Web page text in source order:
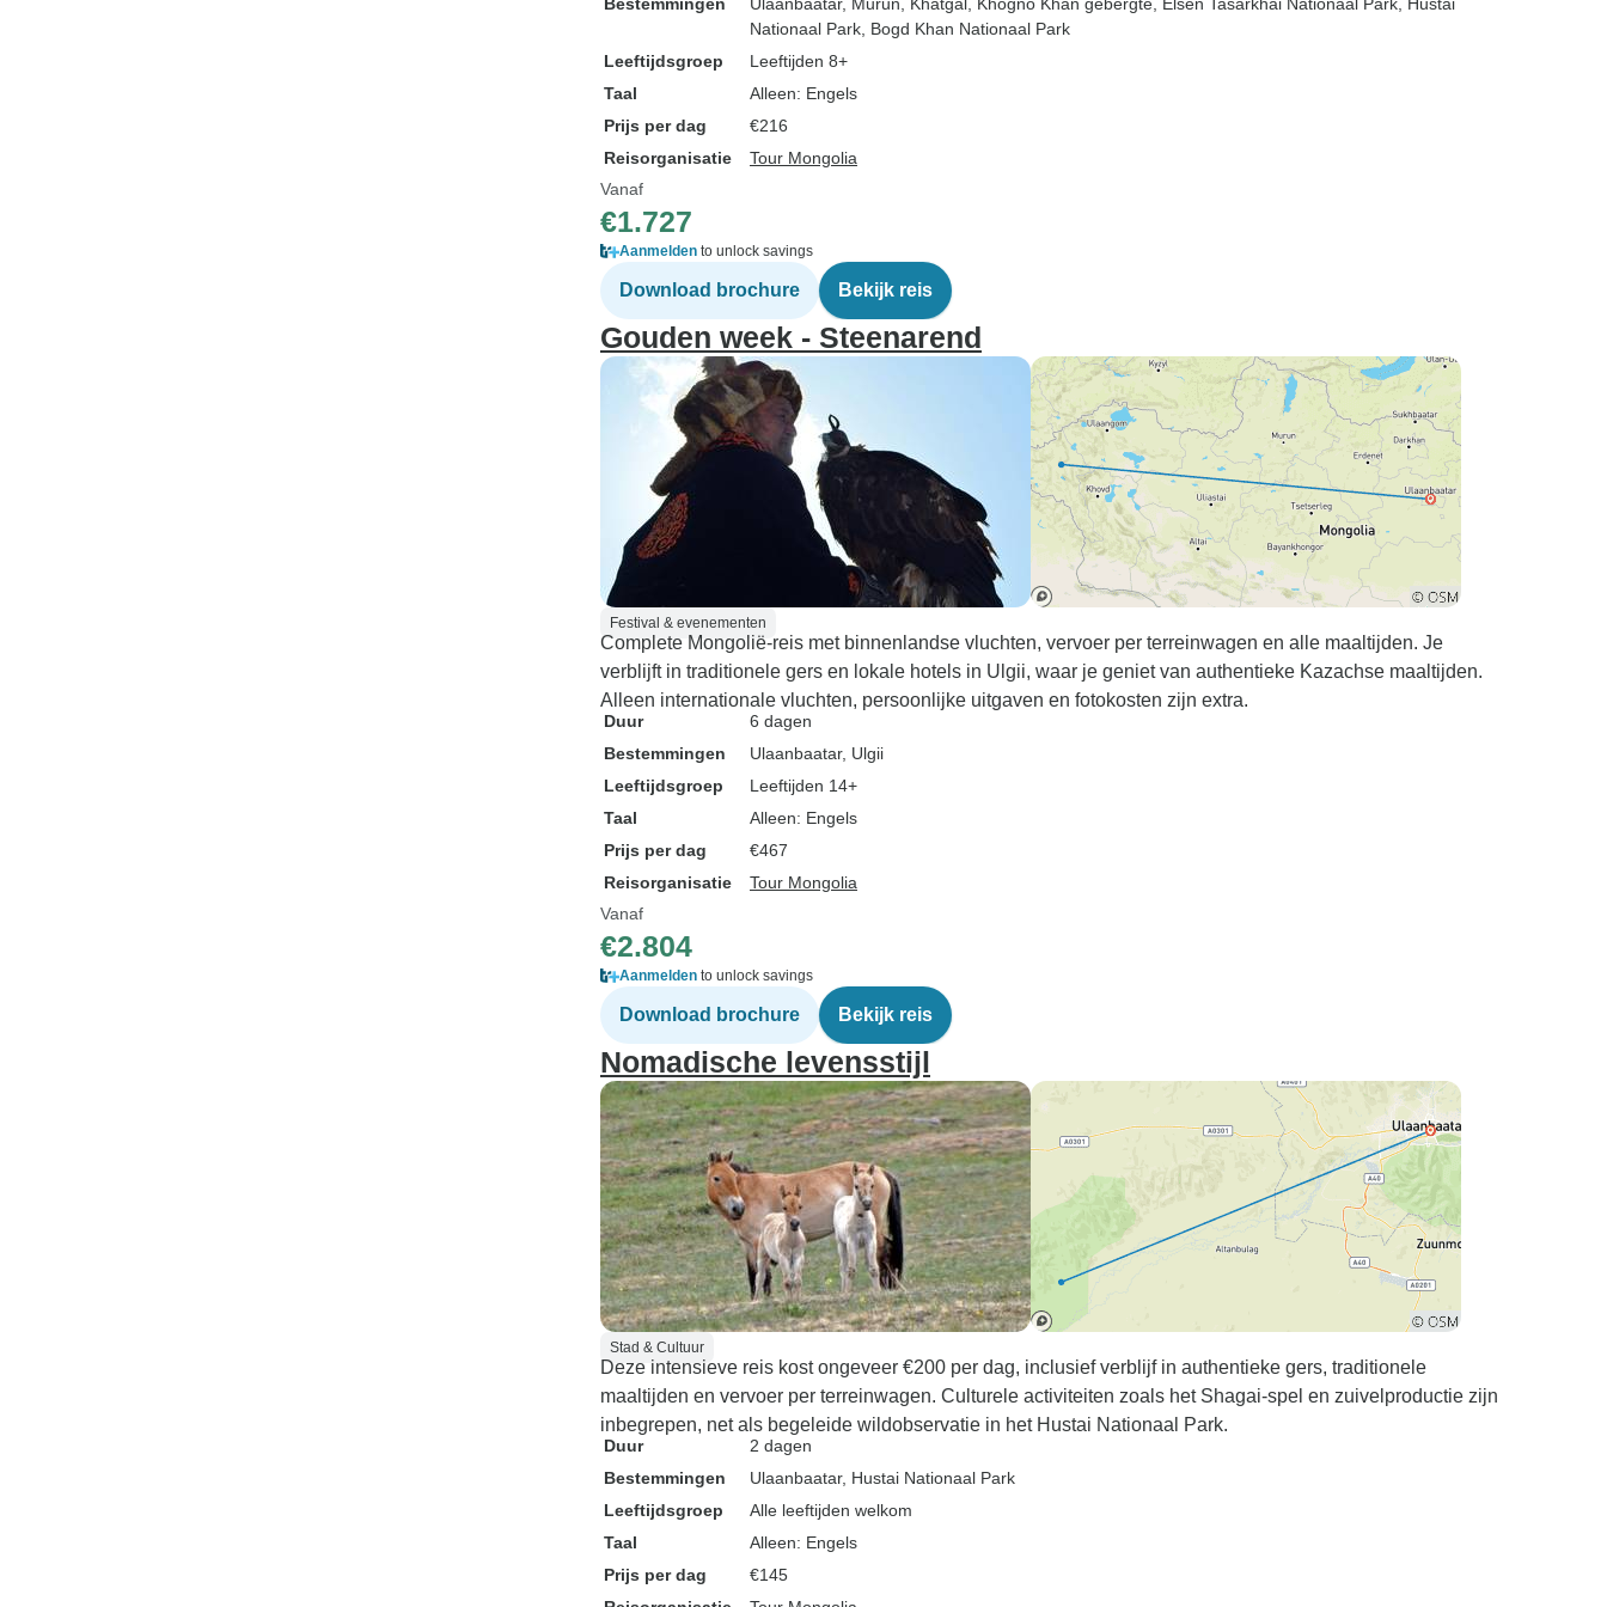
Nationaal Park , Bogd Khan Nationaal Park
Leeftijdsgroep
Leeftijden 8+
Taal
Alleen: Engels
Prijs per dag
€216
Reisorganisatie
Tour Mongolia
Vanaf
€1.727
Aanmelden to unlock savings
Download brochure Bekijk reis
Gouden week - Steenarend
Festival & evenementen
Complete Mongolië-reis met binnenlandse vluchten, vervoer per terreinwagen en alle maaltijden. Je
verblijft in traditionele gers en lokale hotels in Ulgii, waar je geniet van authentieke Kazachse maaltijden.
Alleen internationale vluchten, persoonlijke uitgaven en fotokosten zijn extra.
Duur
6 dagen
Bestemmingen
Ulaanbaatar, Ulgii
Leeftijdsgroep
Leeftijden 14+
Taal
Alleen: Engels
Prijs per dag
€467
Reisorganisatie
Tour Mongolia
Vanaf
€2.804
Aanmelden to unlock savings
Download brochure Bekijk reis
Nomadische levensstijl
Stad & Cultuur
Deze intensieve reis kost ongeveer €200 per dag, inclusief verblijf in authentieke gers, traditionele
maaltijden en vervoer per terreinwagen. Culturele activiteiten zoals het Shagai-spel en zuivelproductie zijn
inbegrepen, net als begeleide wildobservatie in het Hustai Nationaal Park.
Duur
2 dagen
Bestemmingen
Ulaanbaatar, Hustai Nationaal Park
Leeftijdsgroep
Alle leeftijden welkom
Taal
Alleen: Engels
Prijs per dag
€145